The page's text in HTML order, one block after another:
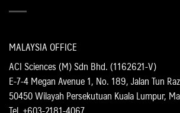
MALAYSIA OFFICE
ACI Sciences (M) Sdn Bhd. (1162621-V)
E-7-4 Megan Avenue 1, No. 189, Jalan Tun
50450 Wilayah Persekutuan Kuala Lumpur,